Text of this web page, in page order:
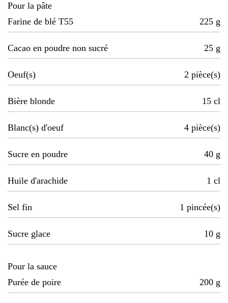
Pour la pâte
Farine de blé T55
225 g
Cacao en poudre non sucré 25 g
Oeuf(s) 2 pièce(s)
Bière blonde 15 cl
Blanc(s) d'oeuf 4 pièce(s)
Sucre en poudre 40 g
Huile d'arachide 1 cl
Sel fin 1 pincée(s)
Sucre glace 10 g
Pour la sauce
Purée de poire
200 g